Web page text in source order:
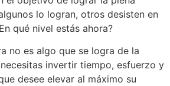
lo logran, otros desisten en
qué nivel estás ahora?
no es algo que se logra de la
invertir tiempo, esfuerzo y
desee elevar al máximo su